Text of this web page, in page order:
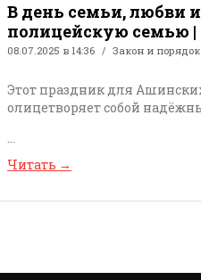
В день семьи, любви
полицейскую семью |
08.07.2025 в 14:36 Закон и порядок
Этот праздник для
олицетворяет собой
...
Читать →